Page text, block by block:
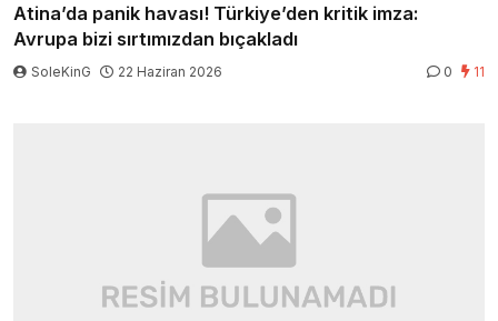
Atina’da panik havası! Türkiye’den kritik imza:
Avrupa bizi sırtımızdan bıçakladı
SoleKinG 22 Haziran 2026 0 11